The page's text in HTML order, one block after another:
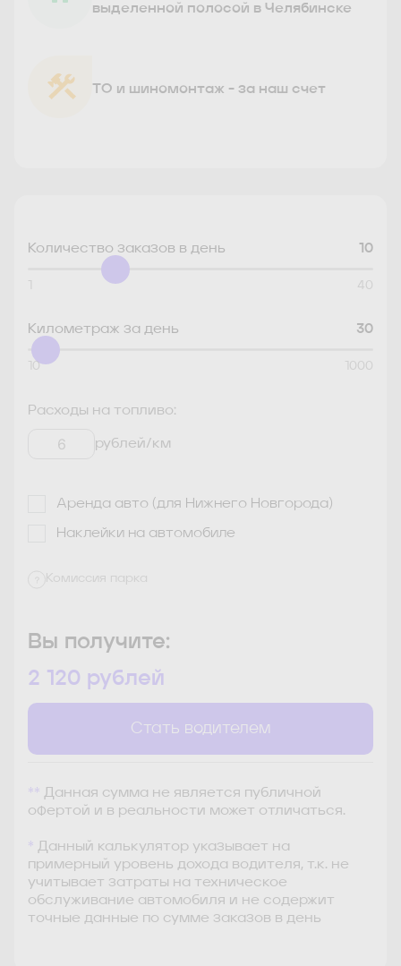
выделенной полосой в Челябинске
ТО и шиномонтаж - за наш счет
Количество заказов в день 10
1 40
Километраж за день 30
10 1000
Расходы на топливо:
рублей/км
Аренда авто (для Нижнего Новгорода)
Наклейки на автомобиле
Комиссия парка
Вы получите:
2 120 рублей
Стать водителем
** Данная сумма не является публичной
офертой и в реальности может отличаться.
* Данный калькулятор указывает на
примерный уровень дохода водителя, т.к. не
учитывает затраты на техническое
обслуживание автомобиля и не содержит
точные данные по сумме заказов в день